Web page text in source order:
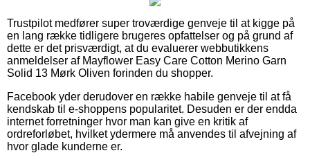
Trustpilot medfører super troværdige genveje til at kigge på
en lang række tidligere brugeres opfattelser og på grund af
dette er det prisværdigt, at du evaluerer webbutikkens
anmeldelser af Mayflower Easy Care Cotton Merino Garn
Solid 13 Mørk Oliven forinden du shopper.
Facebook yder derudover en række habile genveje til at få
kendskab til e-shoppens popularitet. Desuden er der endda
internet forretninger hvor man kan give en kritik af
ordreforløbet, hvilket ydermere må anvendes til afvejning af
hvor glade kunderne er.